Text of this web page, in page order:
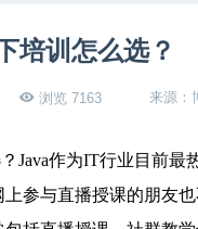
培训怎么选？
浏览 7163 来源：
作为IT行业目前最
参与直播授课的朋友